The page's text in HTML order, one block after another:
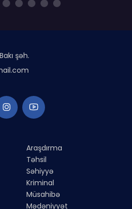
şəh.
Araşdırma
Təhsil
Səhiyyə
Kriminal
Müsahibə
Mədəniyyət